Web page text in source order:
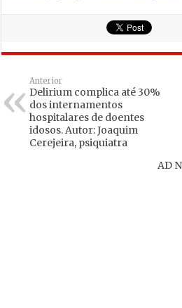
Anterior
Delirium complica até 30%
dos internamentos
hospitalares de doentes
idosos. Autor: Joaquim
Cerejeira, psiquiatra
AD